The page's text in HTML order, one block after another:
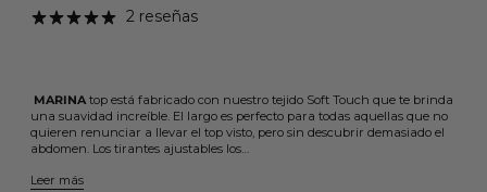
2 reseñas
MARINAtop está fabricado con nuestro tejido Soft Touch que te brinda
una suavidad increíble. El largo es perfecto para todas aquellas que no
quieren renunciar a llevar el top visto, pero sin descubrir demasiado el
abdomen. Los tirantes ajustables los…
Leer más